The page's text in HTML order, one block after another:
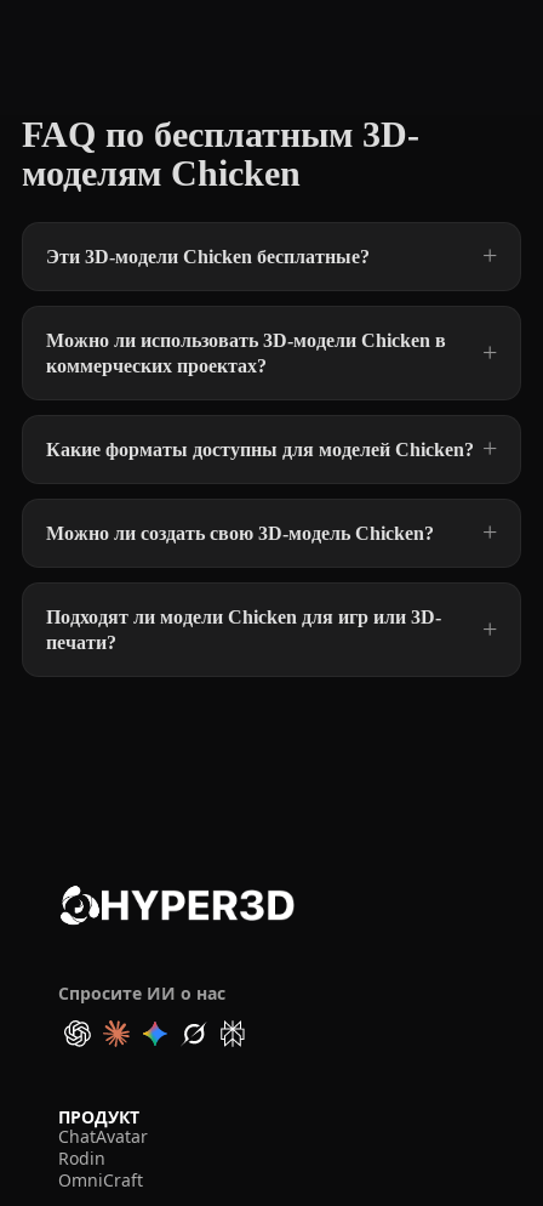
FAQ по бесплатным 3D-
моделям Chicken
Эти 3D-модели Chicken бесплатные?
Можно ли использовать 3D-модели Chicken в
коммерческих проектах?
Какие форматы доступны для моделей Chicken?
Можно ли создать свою 3D-модель Chicken?
Подходят ли модели Chicken для игр или 3D-
печати?
Спросите ИИ о нас
ПРОДУКТ
ChatAvatar
Rodin
OmniCraft